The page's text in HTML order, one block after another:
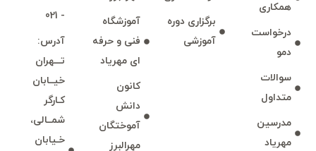
همكاری
درخواست
دمو
سوالات
متداول
مدرسين
مهرياد
برگزاری دوره
آموزشی
آموزشگاه
فنی و حرفه
ای مهرياد
كانون
دانش
آموختگان
مهرالبرز
- 021
آدرس:
تـــهران
خيــابان
كـارگر
شمــالی،
خـيابان